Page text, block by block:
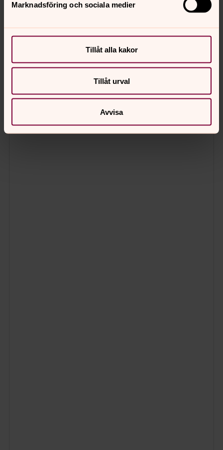
Marknadsföring och sociala medier
Tillåt alla kakor
Tillåt urval
Avvisa